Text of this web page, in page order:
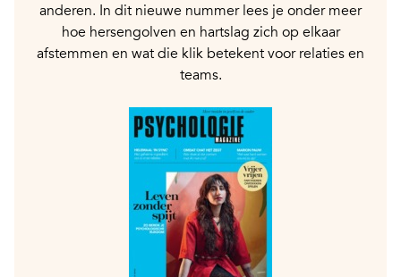
anderen. In dit nieuwe nummer lees je onder meer
hoe hersengolven en hartslag zich op elkaar
afstemmen en wat die klik betekent voor relaties en
teams.